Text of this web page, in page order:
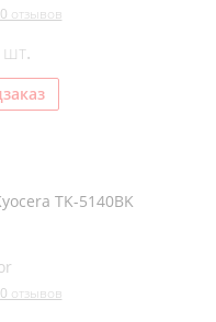
0 отзывов
TK-5140BK
0 отзывов